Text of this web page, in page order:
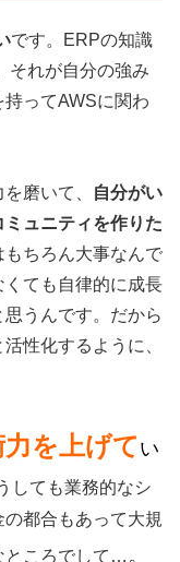
です。ERPの知識
それが自分の強み
ってAWSに関わ
磨いて、
自分がい
ュニティを作りた
ちろん大事なんで
ても自律的に成長
うんです。だから
性化するように、
を上げて い
しても業務的なシ
都合もあって大規
ところでして… 。